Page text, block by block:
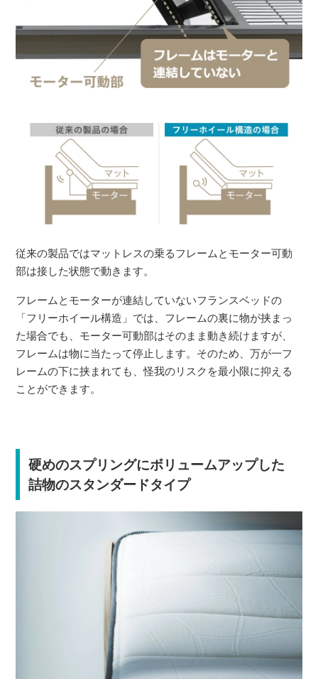
従来の製品ではマットレスの乗るフレームとモーター可動
部は接した状態で動きます。
フレームとモーターが連結していないフランスベッドの
「フリーホイール構造」では、フレームの裏に物が挟まっ
た場合でも、モーター可動部はそのまま動き続けますが、
フレームは物に当たって停止します。そのため、万が一フ
レームの下に挟まれても、怪我のリスクを最小限に抑える
ことができます。
硬めのスプリングにボリュームアップした
詰物のスタンダードタイプ